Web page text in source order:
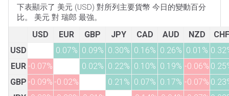
下表顯示了 美元 (USD) 對所列主要貨幣 今日的變動百分
比。 美元 對 瑞郎 最強。
USD EUR GBP JPY CAD AUD NZD
CHF
USD
0.07% 0.09% 0.30% 0.16% 0.26% 0.01%
EUR -0.07% 0.02% 0.22% 0.10% 0.19% -0.06%
GBP -0.09% -0.02% 0.21% 0.07% 0.17% -0.07%